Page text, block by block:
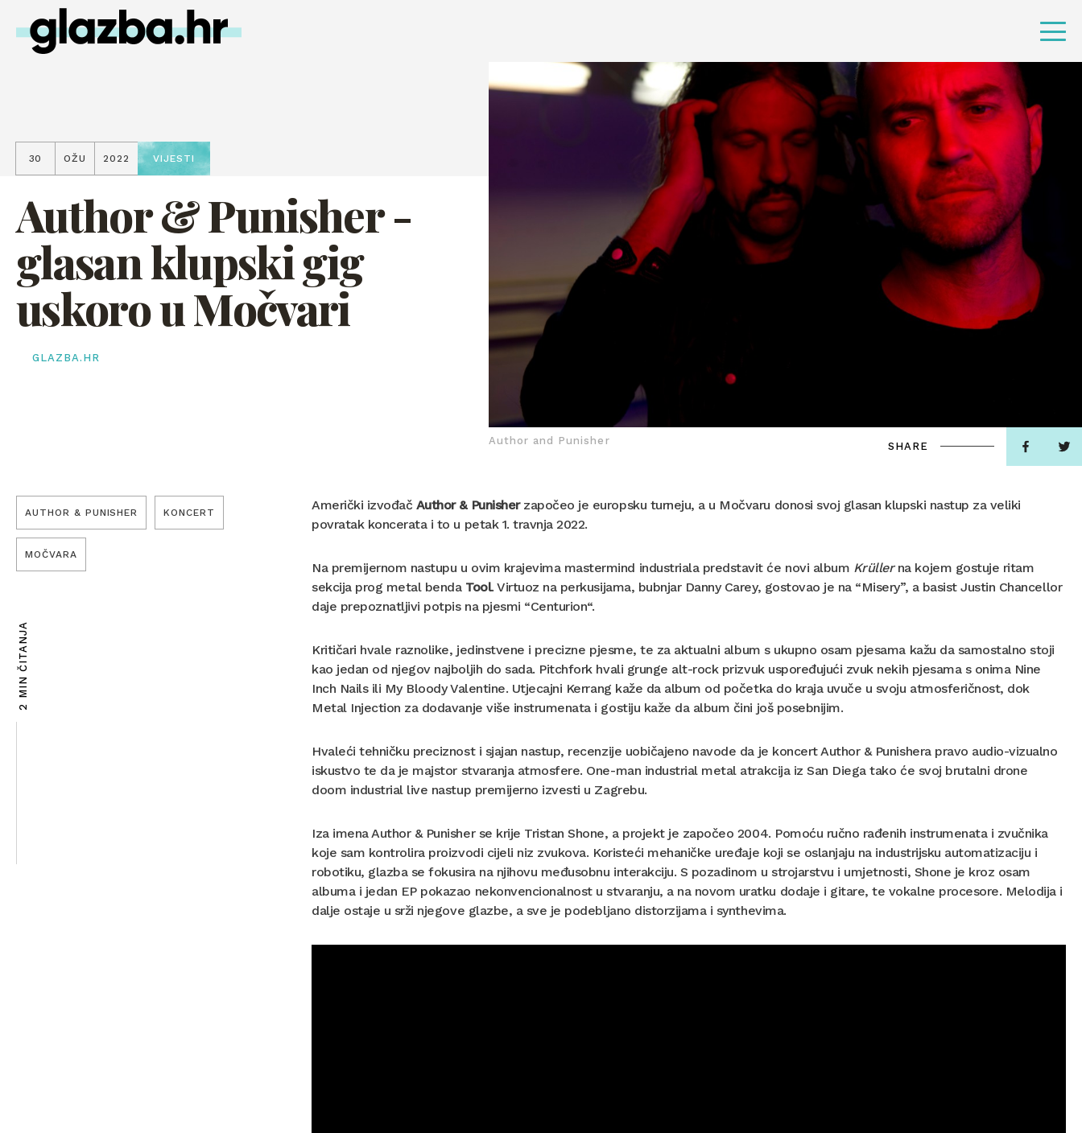
30 OŽU 2022 VIJESTI
Author & Punisher -
glasan klupski gig
uskoro u Močvari
GLAZBA.HR
Author and Punisher SHARE
AUTHOR & PUNISHER KONCERT
MOČVARA
2 MIN ČITANJA
Američki izvođač Author & Punisherzapočeo je europsku turneju, a u Močvaru donosi svoj glasan klupski nastup za veliki
povratak koncerata i to u petak 1. travnja 2022.
Na premijernom nastupu u ovim krajevima mastermind industriala predstavit će novi album Krüllerna kojem gostuje ritam
sekcija prog metal benda Tool. Virtuoz na perkusijama, bubnjar Danny Carey, gostovao je na “Misery”, a basist Justin Chancellor
daje prepoznatljivi potpis na pjesmi “Centurion“.
Kritičari hvale raznolike, jedinstvene i precizne pjesme, te za aktualni album s ukupno osam pjesama kažu da samostalno stoji
kao jedan od njegov najboljih do sada. Pitchfork hvali grunge alt-rock prizvuk uspoređujući zvuk nekih pjesama s onima Nine
Inch Nails ili My Bloody Valentine. Utjecajni Kerrang kaže da album od početka do kraja uvuče u svoju atmosferičnost, dok
Metal Injection za dodavanje više instrumenata i gostiju kaže da album čini još posebnijim.
Hvaleći tehničku preciznost i sjajan nastup, recenzije uobičajeno navode da je koncert Author & Punishera pravo audio-vizualno
iskustvo te da je majstor stvaranja atmosfere. One-man industrial metal atrakcija iz San Diega tako će svoj brutalni drone
doom industrial live nastup premijerno izvesti u Zagrebu.
Iza imena Author & Punisher se krije Tristan Shone, a projekt je započeo 2004. Pomoću ručno rađenih instrumenata i zvučnika
koje sam kontrolira proizvodi cijeli niz zvukova. Koristeći mehaničke uređaje koji se oslanjaju na industrijsku automatizaciju i
robotiku, glazba se fokusira na njihovu međusobnu interakciju. S pozadinom u strojarstvu i umjetnosti, Shone je kroz osam
albuma i jedan EP pokazao nekonvencionalnost u stvaranju, a na novom uratku dodaje i gitare, te vokalne procesore. Melodija i
dalje ostaje u srži njegove glazbe, a sve je podebljano distorzijama i synthevima.